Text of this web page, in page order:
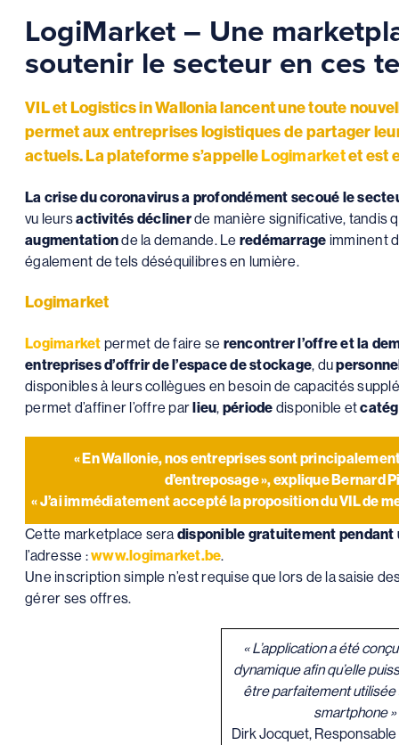
LogiMarket – Une
soutenir le secteur en ces
VIL et Logistics in Wallonia lancent une toute
permet aux entreprises logistiques de partager
actuels. La plateforme s’appelleLogimarketet est
La crise du coronavirusa profondément secoué le
vu leursactivités déclinerde manière significative, tandis
augmentationde la demande. Le redémarrage imminent
également de tels déséquilibres en lumière.
Logimarket
Logimarket permet de faire se rencontrer l’offre et la
entreprises d’offrir de l’espace de stockage, du
disponibles à leurs collègues en besoin de capacités
permet d’affiner l’offre parlieu, période disponible et
« En Wallonie, nos entreprises sont
d’entreposage », explique Bernard
« J’ai immédiatement accepté la proposition du VIL de
Cette marketplace seradisponible gratuitement pendant
l’adresse :www.logimarket.be.
Une inscription simple n’est requise que lors de la saisie
gérer ses offres.
« L’application a été
dynamique afin qu’elle
être parfaitement utilisée
smartphone »
Dirk Jocquet,